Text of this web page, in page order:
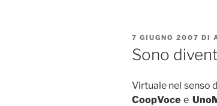
PUBBLICATO
IL
7 GIUGNO 2007 DI
Sono
Virtuale nel senso
CoopVoce e